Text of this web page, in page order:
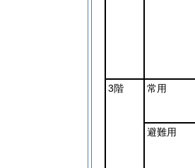
3階 常用
避難用